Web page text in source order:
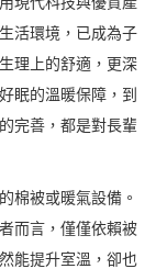
活環境，已成為子
理上的舒適，更深
眠的溫暖保障，到
完善，都是對長輩
棉被或暖氣設備。
而言，僅僅依賴被
能提升室溫，卻也